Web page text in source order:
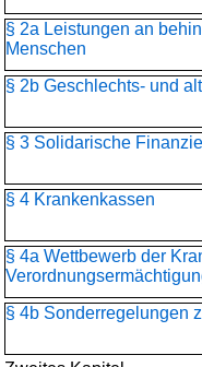
§ 2a Leistungen an
Menschen
§ 2b Geschlechts- und
§ 3 Solidarische
§ 4 Krankenkassen
§ 4a Wettbewerb der
§ 4b Sonderregelungen